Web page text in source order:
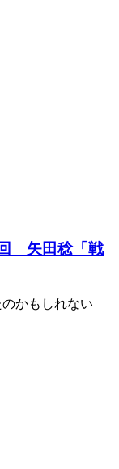
回 矢田稔「戦
かもしれない